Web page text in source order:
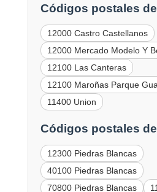
Códigos postales
12000 Castro Castellanos
12000 Mercado Modelo Y
12100 Las Canteras
12100 Maroñas Parque
11400 Union
Códigos postales
12300 Piedras Blancas
40100 Piedras Blancas
70800 Piedras Blancas